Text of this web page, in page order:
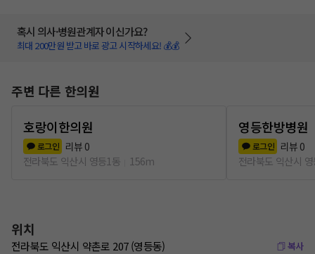
혹시 의사·병원관계자 이신가요?
최대 200만원 받고 바로 광고 시작하세요! 💰💰
주변 다른 한의원
호랑이한의원
로그인 리뷰 0
전라북도 익산시 영등1동
156m
영등한방병원
로그인 리뷰 0
전라북도 익산시
위치
전라북도 익산시 약촌로 207 (영등동) 복사